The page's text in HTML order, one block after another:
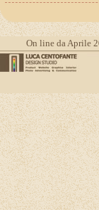
On line da Aprile